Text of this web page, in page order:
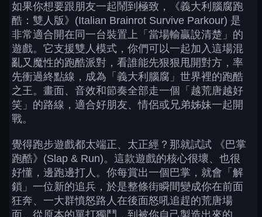
如果你想要跟朋友一起鬧到極致，《義大利腦腐跑
酷：雙人版》(Italian Brainrot Survive Parkour) 是
非常適合開在同一台裝置上「當場輸贏說清楚」的
遊戲。它支援雙人模式，你們可以一起加入這場混
亂又魔性的跑酷派對，看誰能先狠狠甩開對方，率
先衝過終點線，成為「義大利腦腐」世界裡的跑酷
之王。畫面、音效和節奏全部走一個「越荒唐越好
笑」的路線，適合好朋友、情侶或兄弟姊妹一起開
戰。
覺得跑步遊戲都太端正、太正經？那就試試 《巴掌
跑酷》(Slap & Run)。這款遊戲的核心很壞、也很
好懂，邊跑邊打人。你每賞出一個巴掌，就會「解
鎖」一位新的追兵，於是整條街瞬間變成你在前面
狂奔、一大群憤怒路人在後面怒吼追趕的荒唐場
面。從原本的單打獨鬥，到被你自己製造出來的